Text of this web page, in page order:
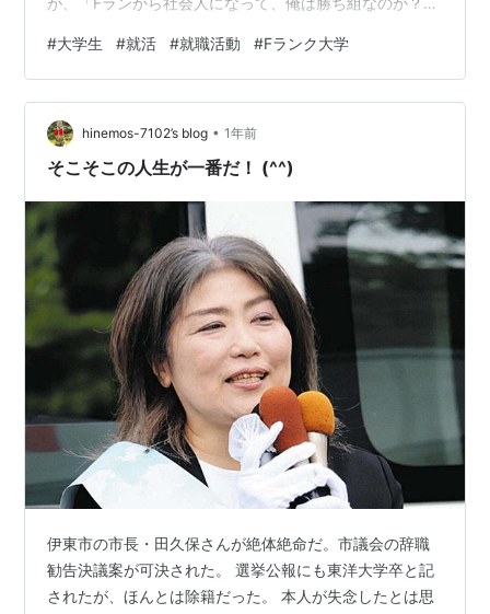
たかというと、まぁそうでもない。 でもゼミで地域貢献
とかイベントとか、それなりに頑張ってきたつもり。 ん
で、就職先は地元のそこそこ大きなメーカーのスタッフ
部門。 この前、高卒ですぐ働く友人と話してて、ふと考
えたんよ。 「大学に余念も言って、バイトもして、レポ
#大学生 #就活 #就職活動 #Fランク大学
hinemos-7102’s blog • 1年前
そこそこの人生が一番だ！ (^^)
伊東市の市長・田久保さんが絶体絶命だ。市議会の辞職
勧告決議案が可決された。 選挙公報にも東洋大学卒と記
されたが、ほんとは除籍だった。 本人が失念したとは思